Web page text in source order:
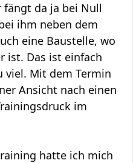
fängt da ja bei Null
ihm neben dem
eine Baustelle, wo
ist. Das ist einfach
viel. Mit dem Termin
Ansicht nach einen
im
hatte ich mich